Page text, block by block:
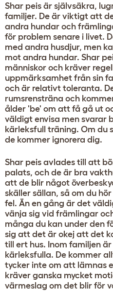
Shar peis är självsäkra,
familjer. De är viktigt att
andra hundar och
för problem senare i livet.
med andra husdjur, men
mot andra hundar. Shar
människor och kräver
uppmärksamhet från sin
och är relativt toleranta.
rumsrensträna och
ålder 'be' om att få gå ut
väldigt envisa men svarar
kärleksfull träning. Om
de kommer ignorera dig.
Shar peis avlades till att
palats, och de är bra
att de blir något
skäller sällan, så om du
fel. Än en gång är det
vänja sig vid främlingar
många du kan under den
sig att det är okej att det
till ert hus. Inom familjen
kärleksfulla. De kommer
tycker inte om att lämnas
kräver ganska mycket
värmeslag om det blir för